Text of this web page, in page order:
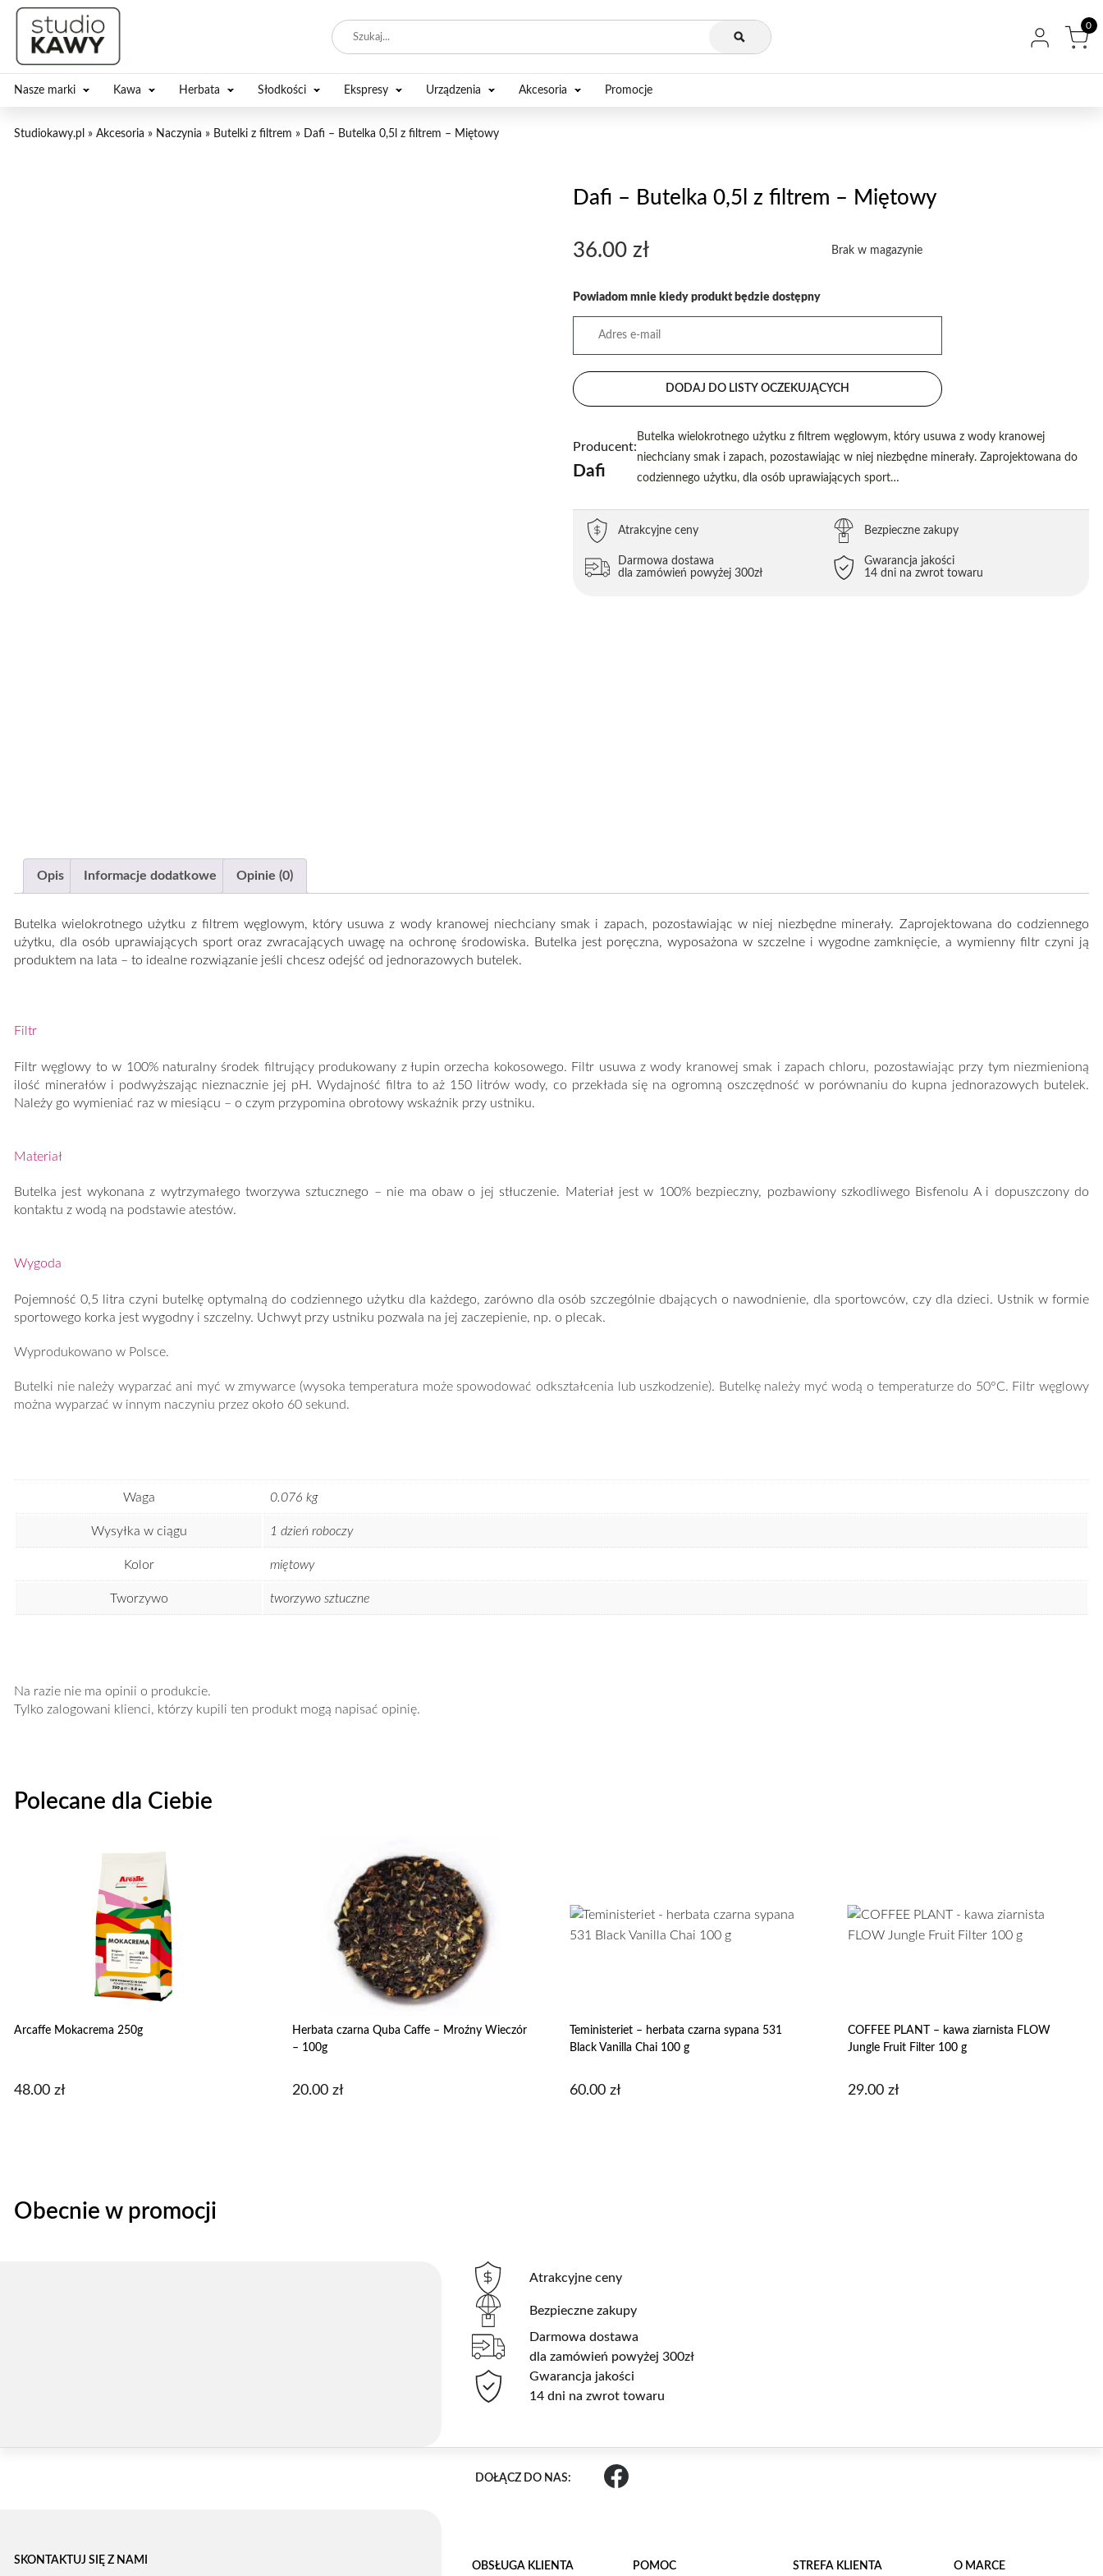
0
Nasze marki Kawa Herbata Słodkości Ekspresy Urządzenia Akcesoria Promocje
Studiokawy.pl » Akcesoria » Naczynia » Butelki z filtrem » Dafi – Butelka 0,5l z filtrem – Miętowy
Dafi – Butelka 0,5l z filtrem – Miętowy
36.00zł Brak w magazynie
Powiadom mnie kiedy produkt będzie dostępny
DODAJ DO LISTY OCZEKUJĄCYCH
Producent:
Dafi
Butelka wielokrotnego użytku z filtrem węglowym, który usuwa z wody kranowej
niechciany smak i zapach, pozostawiając w niej niezbędne minerały. Zaprojektowana do
codziennego użytku, dla osób uprawiających sport…
Atrakcyjne ceny Bezpieczne zakupy
Darmowa dostawa
dla zamówień powyżej 300zł
Gwarancja jakości
14 dni na zwrot towaru
Opis Informacje dodatkowe Opinie (0)
Butelka wielokrotnego użytku z filtrem węglowym, który usuwa z wody kranowej niechciany smak i zapach, pozostawiając w niej niezbędne minerały. Zaprojektowana do codziennego
użytku, dla osób uprawiających sport oraz zwracających uwagę na ochronę środowiska. Butelka jest poręczna, wyposażona w szczelne i wygodne zamknięcie, a wymienny filtr czyni ją
produktem na lata – to idealne rozwiązanie jeśli chcesz odejść od jednorazowych butelek.
Filtr
Filtr węglowy to w 100% naturalny środek filtrujący produkowany z łupin orzecha kokosowego. Filtr usuwa z wody kranowej smak i zapach chloru, pozostawiając przy tym niezmienioną
ilość minerałów i podwyższając nieznacznie jej pH. Wydajność filtra to aż 150 litrów wody, co przekłada się na ogromną oszczędność w porównaniu do kupna jednorazowych butelek.
Należy go wymieniać raz w miesiącu – o czym przypomina obrotowy wskaźnik przy ustniku.
Materiał
Butelka jest wykonana z wytrzymałego tworzywa sztucznego – nie ma obaw o jej stłuczenie. Materiał jest w 100% bezpieczny, pozbawiony szkodliwego Bisfenolu A i dopuszczony do
kontaktu z wodą na podstawie atestów.
Wygoda
Pojemność 0,5 litra czyni butelkę optymalną do codziennego użytku dla każdego, zarówno dla osób szczególnie dbających o nawodnienie, dla sportowców, czy dla dzieci. Ustnik w formie
sportowego korka jest wygodny i szczelny. Uchwyt przy ustniku pozwala na jej zaczepienie, np. o plecak.
Wyprodukowano w Polsce.
Butelki nie należy wyparzać ani myć w zmywarce (wysoka temperatura może spowodować odkształcenia lub uszkodzenie). Butelkę należy myć wodą o temperaturze do 50°C. Filtr węglowy
można wyparzać w innym naczyniu przez około 60 sekund.
Waga 0.076 kg
Wysyłka w ciągu 1 dzień roboczy
Kolor miętowy
Tworzywo tworzywo sztuczne
Na razie nie ma opinii o produkcie.
Tylko zalogowani klienci, którzy kupili ten produkt mogą napisać opinię.
Polecane dla Ciebie
Arcaffe Mokacrema 250g
48.00 zł
Herbata czarna Quba Caffe – Mroźny Wieczór
– 100g
20.00 zł
Teministeriet – herbata czarna sypana 531
Black Vanilla Chai 100 g
60.00zł
COFFEE PLANT – kawa ziarnista FLOW
Jungle Fruit Filter 100 g
29.00 zł
Obecnie w promocji
Atrakcyjne ceny
Bezpieczne zakupy
Darmowa dostawa
dla zamówień powyżej 300zł
Gwarancja jakości
14 dni na zwrot towaru
DOŁĄCZ DO NAS:
SKONTAKTUJ SIĘ Z NAMI OBSŁUGA KLIENTA POMOC STREFA KLIENTA O MARCE